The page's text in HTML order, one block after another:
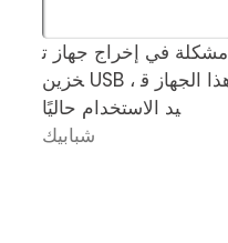
مشكلة في إخراج جهاز ت
خزين USB ، هذا الجهاز ق
يد الاستخدام حاليًا
شبابيك